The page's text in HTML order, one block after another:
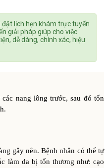
đặt lịch hẹn khám trực tuyến
giải pháp giúp cho việc
dễ dàng, chính xác, hiệu
lông trước, sau đó tổn
nên. Bệnh nhân có thể tự
làm da bị tổn thương như: cạo